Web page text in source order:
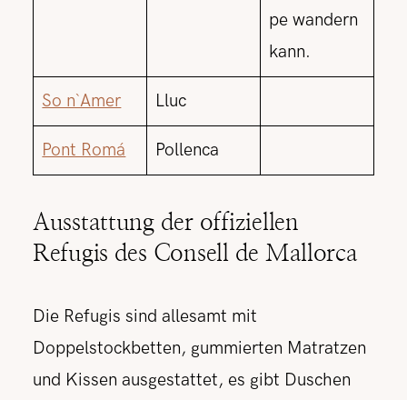
pe wandern
kann.
So n`Amer Lluc
Pont Romá Pollenca
Ausstattung der offiziellen
Refugis des Consell de Mallorca
Die Refugis sind allesamt mit
Doppelstockbetten, gummierten Matratzen
und Kissen ausgestattet, es gibt Duschen